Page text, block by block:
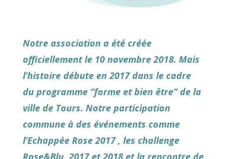
Notre association a été créée
officiellement le 10 novembre 2018. Mais
l’histoire débute en 2017 dans le cadre
du programme “forme et bien être” de la
ville de Tours. Notre participation
commune à des événements comme
l’Echappée Rose 2017 , les challenge
Rose&Blu 2017 et 2018 et la rencontre de